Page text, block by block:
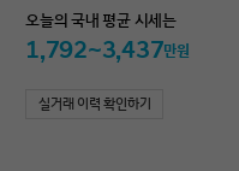
오늘의 국내 평균 시세는
1,792~3,437만원
실거래 이력 확인하기